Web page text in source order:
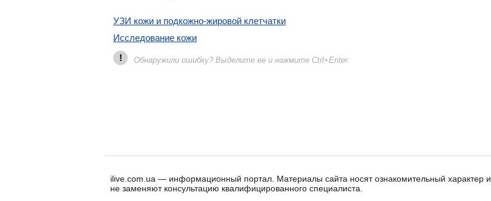
УЗИ кожи и подкожно-жировой клетчатки
Исследование кожи
!
Обнаружили ошибку? Выделите ее и нажмите Ctrl+Enter.
ilive.com.ua — информационный портал. Материалы сайта носят ознакомительный характер и
не заменяют консультацию квалифицированного специалиста.